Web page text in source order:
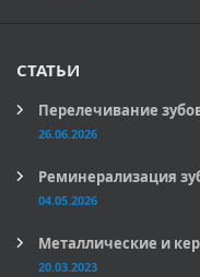
СТАТЬИ
Перелечивание
26.06.2026
Реминерализация
04.05.2026
Металлические и
20.03.2023